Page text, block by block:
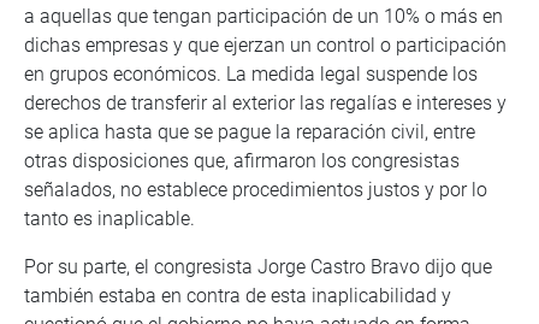
a aquellas que tengan participación de un 10% o más en
dichas empresas y que ejerzan un control o participación
en grupos económicos. La medida legal suspende los
derechos de transferir al exterior las regalías e intereses y
se aplica hasta que se pague la reparación civil, entre
otras disposiciones que, afirmaron los congresistas
señalados, no establece procedimientos justos y por lo
tanto es inaplicable.
Por su parte, el congresista Jorge Castro Bravo dijo que
también estaba en contra de esta inaplicabilidad y